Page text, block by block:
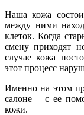
Наша кожа
между ними
клеток. Когда
смену приходят
случае кожа
этот процесс
Именно на этом
салоне – с ее
кожи.